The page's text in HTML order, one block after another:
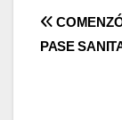
PASE